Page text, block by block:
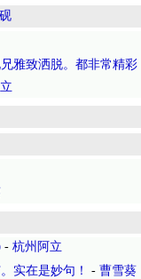
雅致洒脱。都非常精彩
- 杭州阿立
实在是妙句！
- 曹雪葵